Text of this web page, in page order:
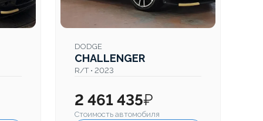
DODGE
CHALLENGER
R/T • 2023
2 461 435₽
Стоимость автомобиля